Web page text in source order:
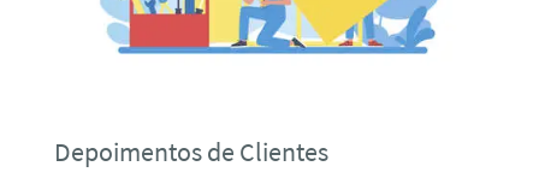
Depoimentos de Clientes